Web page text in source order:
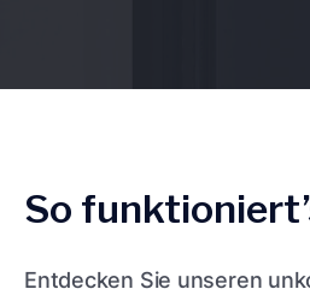
So
Entdecken Sie unseren